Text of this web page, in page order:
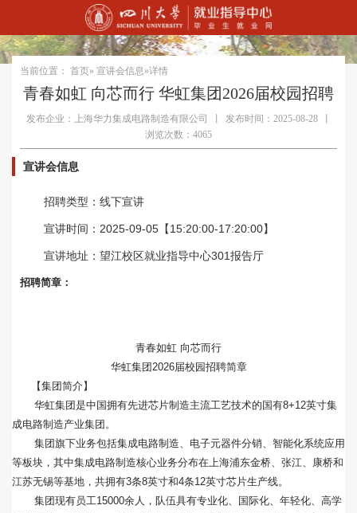
当前位置： 首页» 宣讲会信息»详情
青春如虹 向芯而行 华虹集团2026届校园招聘
发布企业：上海华力集成电路制造有限公司 发布时间：2025-08-28
浏览次数：4065
宣讲会信息
招聘类型：线下宣讲
宣讲时间：2025-09-05【15:20:00-17:20:00】
宣讲地址：望江校区就业指导中心301报告厅
招聘简章：
青春如虹 向芯而行
华虹集团2026届校园招聘简章
【集团简介】
华虹集团是中国拥有先进芯片制造主流工艺技术的国有8+12英寸集
成电路制造产业集团。
集团旗下业务包括集成电路制造、电子元器件分销、智能化系统应用
等板块，其中集成电路制造核心业务分布在上海浦东金桥、张江、康桥和
江苏无锡等基地，共拥有3条8英寸和4条12英寸芯片生产线。
集团现有员工15000余人，队伍具有专业化、国际化、年轻化、高学